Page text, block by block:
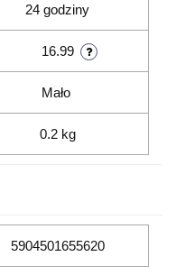
24 godziny
16.99
Mało
0.2 kg
5904501655620